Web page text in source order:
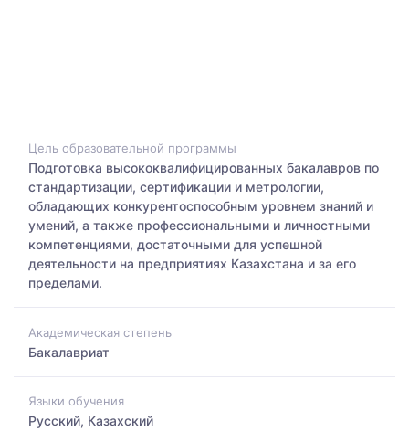
Цель образовательной программы
Подготовка высококвалифицированных бакалавров по
стандартизации, сертификации и метрологии,
обладающих конкурентоспособным уровнем знаний и
умений, а также профессиональными и личностными
компетенциями, достаточными для успешной
деятельности на предприятиях Казахстана и за его
пределами.
Академическая степень
Бакалавриат
Языки обучения
Русский, Казахский